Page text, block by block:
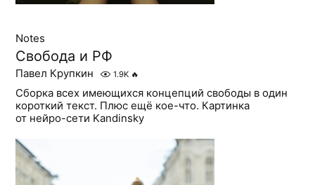
Notes
Свобода и РФ
Павел Крупкин 1.9K 🔥
Сборка всех имеющихся концепций свободы в один
короткий текст. Плюс ещё кое-что. Картинка
от нейро-сети Kandinsky